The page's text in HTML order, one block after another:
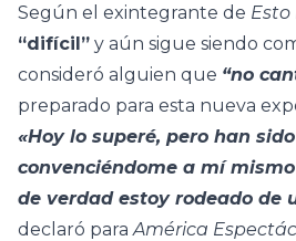
Según el exintegrante de Esto
“difícil” y aún sigue siendo
consideró alguien que “no
preparado para esta nueva
«Hoy lo superé, pero han
convenciéndome a mí
de verdad estoy rodeado de
declaró paraAmérica